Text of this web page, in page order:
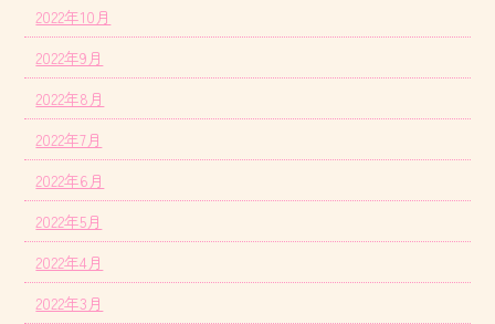
2022年10月
2022年9月
2022年8月
2022年7月
2022年6月
2022年5月
2022年4月
2022年3月